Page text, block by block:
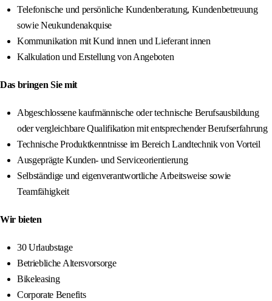
Telefonische und persönliche Kundenberatung, Kundenbetreuung
sowie Neukundenakquise
Kommunikation mit Kund innen und Lieferant innen
Kalkulation und Erstellung von Angeboten
Das bringen Sie mit
Abgeschlossene kaufmännische oder technische Berufsausbildung
oder vergleichbare Qualifikation mit entsprechender Berufserfahrung
Technische Produktkenntnisse im Bereich Landtechnik von Vorteil
Ausgeprägte Kunden- und Serviceorientierung
Selbständige und eigenverantwortliche Arbeitsweise sowie
Teamfähigkeit
Wir bieten
30 Urlaubstage
Betriebliche Altersvorsorge
Bikeleasing
Corporate Benefits